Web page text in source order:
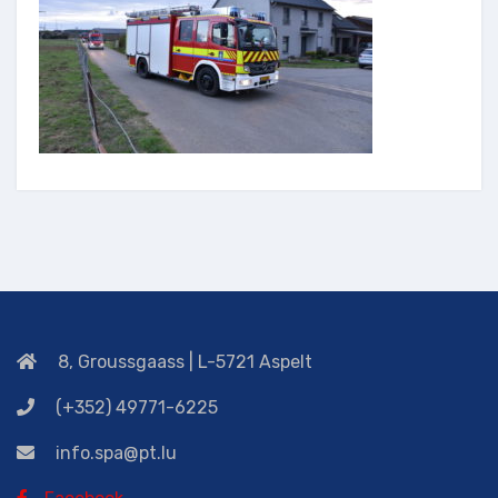
8, Groussgaass | L-5721 Aspelt
(+352) 49771-6225
info.spa@pt.lu